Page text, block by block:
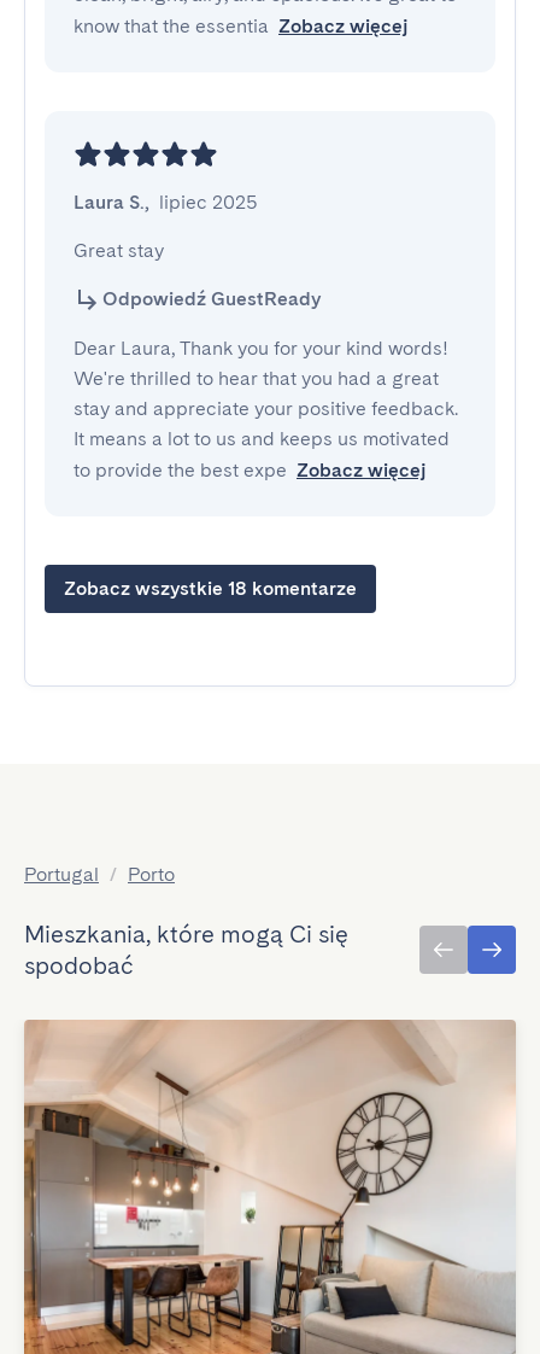
know that the essentia Zobacz więcej
Laura S., lipiec 2025
Great stay
Odpowiedź GuestReady
Dear Laura, Thank you for your kind words!
We're thrilled to hear that you had a great
stay and appreciate your positive feedback.
It means a lot to us and keeps us motivated
to provide the best expe Zobacz więcej
Zobacz wszystkie 18 komentarze
Portugal / Porto
Mieszkania, które mogą Ci się
spodobać